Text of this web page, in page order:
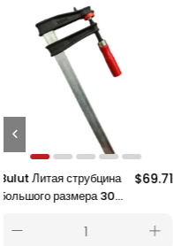
$69.71
Bulut Литая
большого размера 40